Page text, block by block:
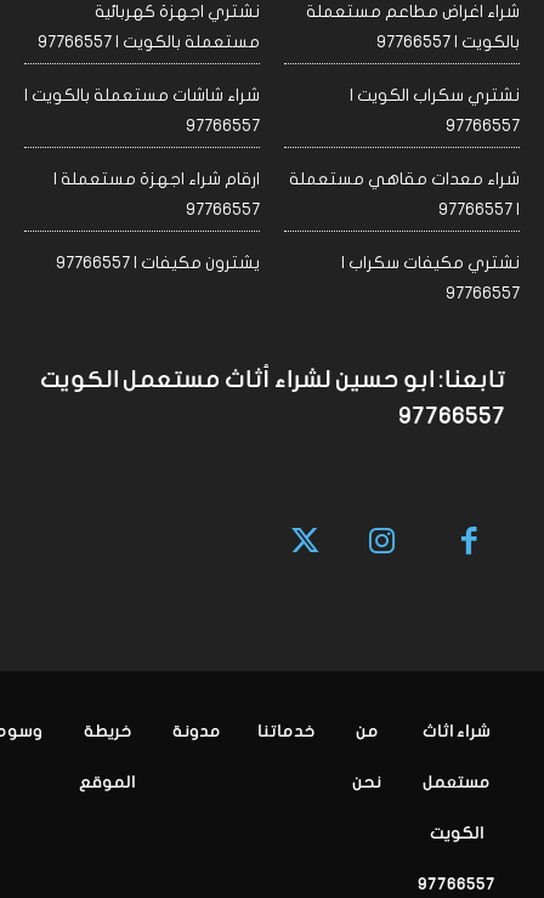
شراء اغراض مطاعم مستعملة
بالكويت | 97766557
نشتري اجهزة كهربائية
مستعملة بالكويت | 97766557
نشتري سكراب الكويت |
97766557
شراء شاشات مستعملة بالكويت |
97766557
شراء معدات مقاهي مستعملة
| 97766557
ارقام شراء اجهزة مستعملة |
97766557
نشتري مكيفات سكراب |
97766557
يشترون مكيفات | 97766557
تابعنا: ابو حسين لشراء أثاث مستعمل الكويت
97766557
شراء اثاث
مستعمل
الكويت
97766557
من
نحن
خدماتنا مدونة خريطة
الموقع